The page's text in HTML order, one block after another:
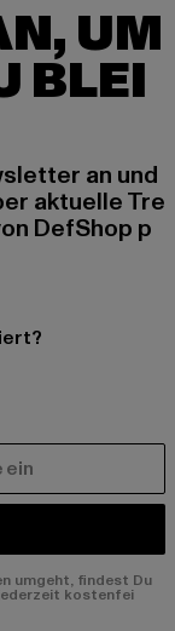
UM
BLEI
an und
aktuelle Tre
DefShop p
umgeht, findest Du
kostenfei